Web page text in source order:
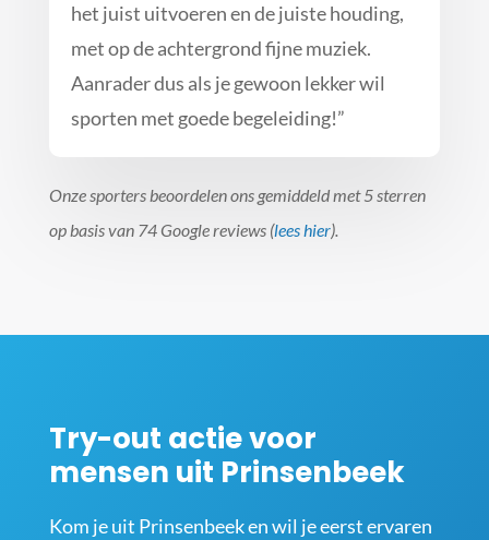
het juist uitvoeren en de juiste houding,
met op de achtergrond fijne muziek.
Aanrader dus als je gewoon lekker wil
sporten met goede begeleiding!”
Onze sporters beoordelen ons gemiddeld met 5 sterren
op basis van 74 Google reviews (lees hier).
Try-out actie voor
mensen uit Prinsenbeek
Kom je uit Prinsenbeek en wil je eerst ervaren